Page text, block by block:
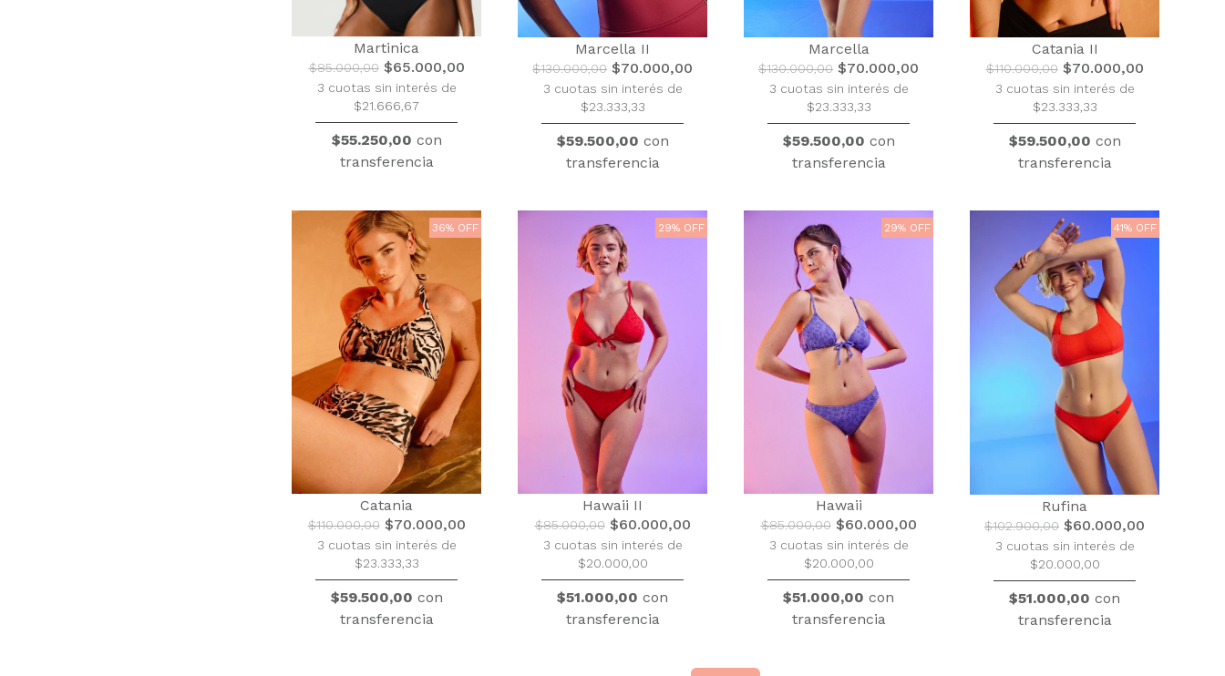
Martinica
$85.000,00$65.000,00
3 cuotas sin interés de
$21.666,67
$55.250,00 con
transferencia
Marcella II
$130.000,00 $70.000,00
3 cuotas sin interés de
$23.333,33
$59.500,00 con
transferencia
Marcella
$130.000,00 $70.000,00
3 cuotas sin interés de
$23.333,33
$59.500,00 con
transferencia
Catania II
$110.000,00$70.000,00
3 cuotas sin interés de
$23.333,33
$59.500,00 con
transferencia
36% OFF
Catania
$110.000,00$70.000,00
3 cuotas sin interés de
$23.333,33
$59.500,00 con
transferencia
29% OFF
Hawaii II
$85.000,00$60.000,00
3 cuotas sin interés de
$20.000,00
$51.000,00 con
transferencia
29% OFF
Hawaii
$85.000,00$60.000,00
3 cuotas sin interés de
$20.000,00
$51.000,00 con
transferencia
41% OFF
Rufina
$102.900,00 $60.000,00
3 cuotas sin interés de
$20.000,00
$51.000,00 con
transferencia